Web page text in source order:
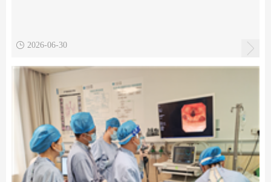
2026-06-30